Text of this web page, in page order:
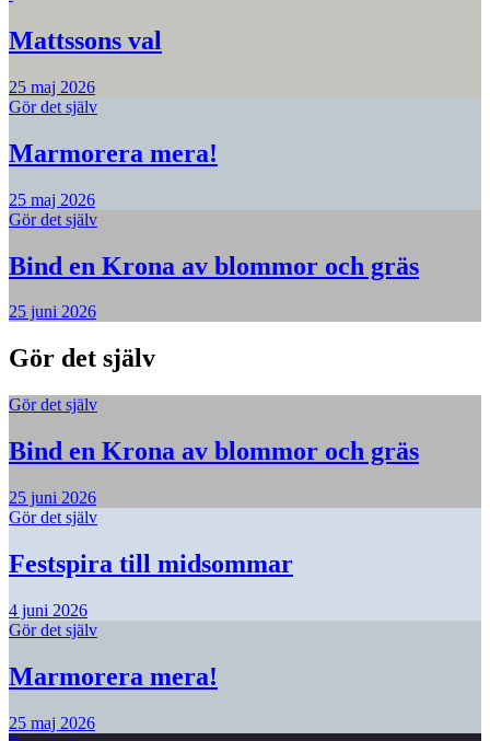
Mattssons val
25 maj 2026
Gör det själv
Marmorera mera!
25 maj 2026
Gör det själv
Bind en Krona av blommor och gräs
25 juni 2026
Gör det själv
Gör det själv
Bind en Krona av blommor och gräs
25 juni 2026
Gör det själv
Festspira till midsommar
4 juni 2026
Gör det själv
Marmorera mera!
25 maj 2026